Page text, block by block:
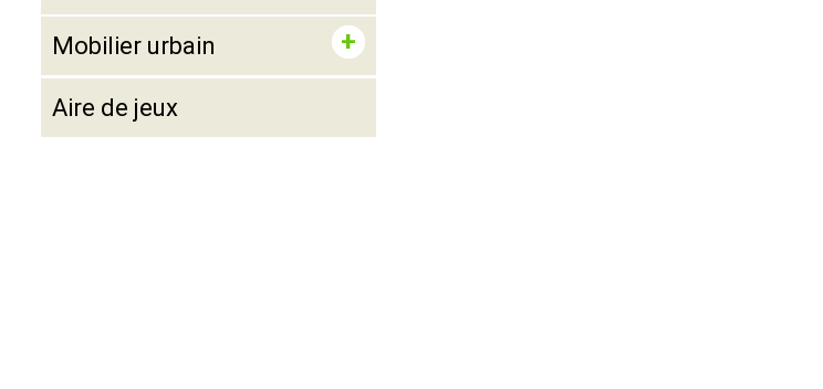
Mobilier urbain
Aire de jeux